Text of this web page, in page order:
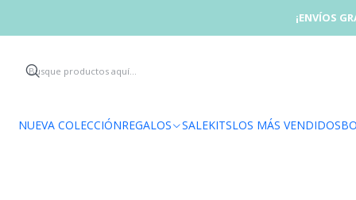
NUEVA COLECCIÓNREGALOS SALEKITSLOS MÁS VENDIDOS
¡ENVÍOS
COSM-NL|